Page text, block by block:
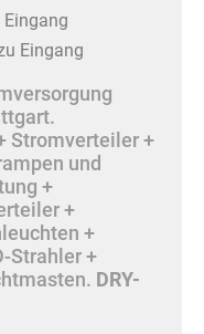
Eingang
Stromverteiler +
und
+
+
+
Strahler +
DRY-